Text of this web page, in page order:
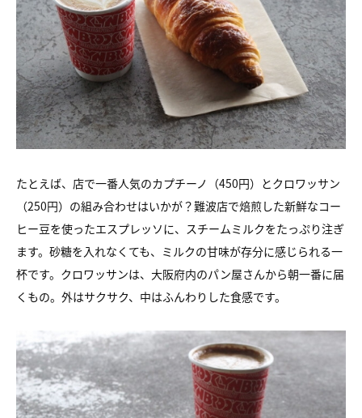
たとえば、店で一番人気のカプチーノ（450円）とクロワッサン
（250円）の組み合わせはいかが？難波店で焙煎した新鮮なコー
ヒー豆を使ったエスプレッソに、スチームミルクをたっぷり注ぎ
ます。砂糖を入れなくても、ミルクの甘味が存分に感じられる一
杯です。クロワッサンは、大阪府内のパン屋さんから朝一番に届
くもの。外はサクサク、中はふんわりした食感です。